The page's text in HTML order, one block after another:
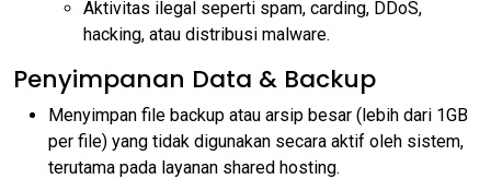
Aktivitas ilegal seperti spam, carding, DDoS,
hacking, atau distribusi malware.
Penyimpanan Data & Backup
Menyimpan file backup atau arsip besar (lebih dari 1GB
per file) yang tidak digunakan secara aktif oleh sistem,
terutama pada layanan shared hosting.